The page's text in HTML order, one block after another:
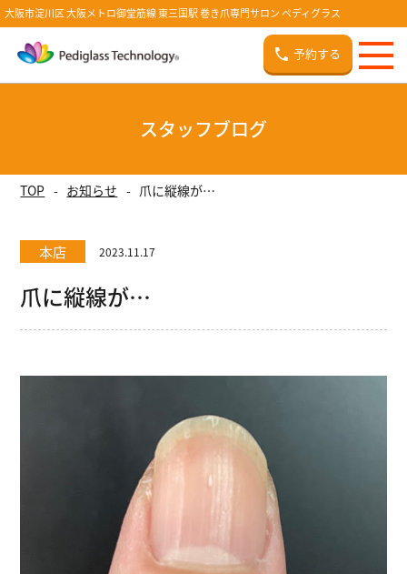
大阪市淀川区 大阪メトロ御堂筋線 東三国駅 巻き爪専門サロン ペディグラス
予約する
スタッフブログ
TOP お知らせ 爪に縦線が…
本店 2023.11.17
爪に縦線が…